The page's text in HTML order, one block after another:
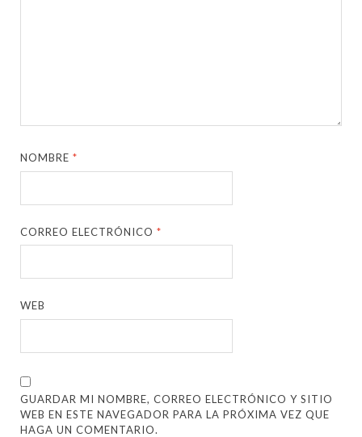
NOMBRE*
CORREO ELECTRÓNICO*
WEB
GUARDAR MI NOMBRE, CORREO ELECTRÓNICO Y SITIO
WEB EN ESTE NAVEGADOR PARA LA PRÓXIMA VEZ QUE
HAGA UN COMENTARIO.